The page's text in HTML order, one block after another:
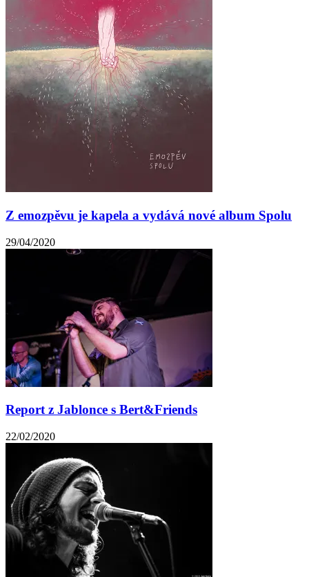
Z emozpěvu je kapela a vydává nové album Spolu
29/04/2020
Report z Jablonce s Bert&Friends
22/02/2020